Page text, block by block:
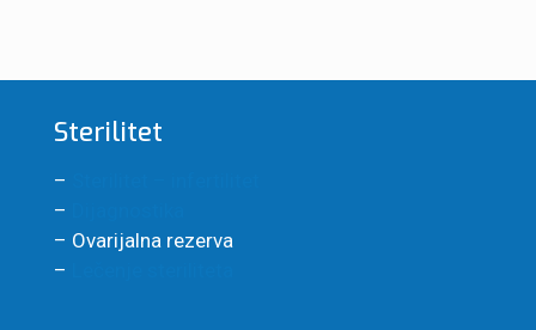
Sterilitet
–
–
– Ovarijalna rezerva
–